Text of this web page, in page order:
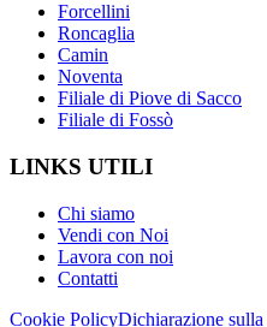
Forcellini
Roncaglia
Camin
Noventa
Filiale di Piove di Sacco
Filiale di Fossò
LINKS UTILI
Chi siamo
Vendi con Noi
Lavora con noi
Contatti
Cookie PolicyDichiarazione